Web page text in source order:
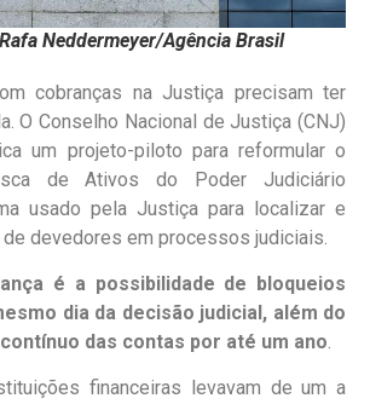
Neddermeyer/Agência Brasil
cobranças na Justiça precisam ter
O Conselho Nacional de Justiça (CNJ)
um projeto-piloto para reformular o
de Ativos do Poder Judiciário
usado pela Justiça para localizar e
devedores em processos judiciais.
é a possibilidade de bloqueios
dia da decisão judicial, além do
das contas por até um ano.
financeiras levavam de um a